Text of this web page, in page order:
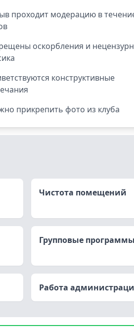
проходит модерацию в
оскорбления и
конструктивные
прикрепить фото из клуба
Чистота помещений
Групповые программы
Работа